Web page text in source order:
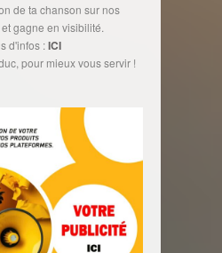
de ta chanson sur nos
gagne en visibilité.
d'infos :ICI
pour mieux vous servir !